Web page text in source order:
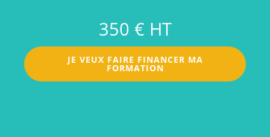
350 € HT
JE VEUX FAIRE FINANCER MA
FORMATION